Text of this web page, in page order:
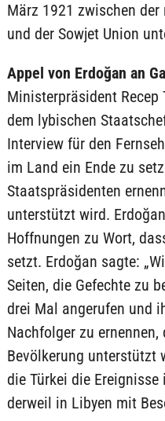
März 1921 zwischen
und der Sowjet Union
Appel von Erdoğan an
Ministerpräsident Recep
dem lybischen
Interview für den
im Land ein Ende zu
Staatspräsidenten
unterstützt wird.
Hoffnungen zu Wort,
setzt. Erdoğan sagte:
Seiten, die Gefechte zu
drei Mal angerufen und
Nachfolger zu
Bevölkerung unterstützt
die Türkei die
derweil in Libyen mit